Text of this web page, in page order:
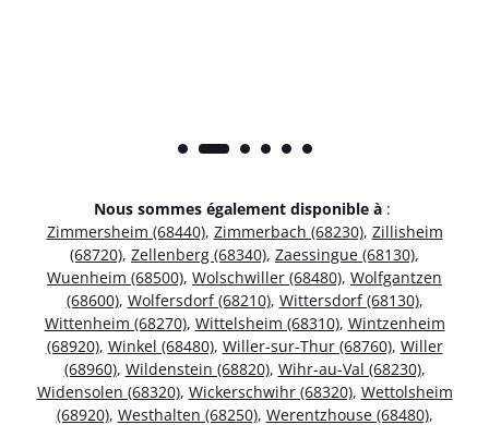
Nous sommes également disponible à :
Zimmersheim (68440), Zimmerbach (68230), Zillisheim
(68720), Zellenberg (68340), Zaessingue (68130),
Wuenheim (68500), Wolschwiller (68480), Wolfgantzen
(68600), Wolfersdorf (68210), Wittersdorf (68130),
Wittenheim (68270), Wittelsheim (68310), Wintzenheim
(68920), Winkel (68480), Willer-sur-Thur (68760), Willer
(68960), Wildenstein (68820), Wihr-au-Val (68230),
Widensolen (68320), Wickerschwihr (68320), Wettolsheim
(68920), Westhalten (68250), Werentzhouse (68480),